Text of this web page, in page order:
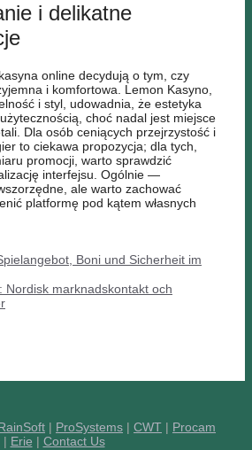
i delikatne
online decydują o tym, czy
i komfortowa. Lemon Kasyno,
i styl, udowadnia, że estetyka
choć nadal jest miejsce
Dla osób ceniących przejrzystość i
to ciekawa propozycja; dla tych,
promocji, warto sprawdzić
interfejsu. Ogólnie —
ale warto zachować
platformę pod kątem własnych
Boni und Sicherheit im
Nordisk marknadskontakt och
| ProSystems | CWT | Procam
| Erie | Contact Us